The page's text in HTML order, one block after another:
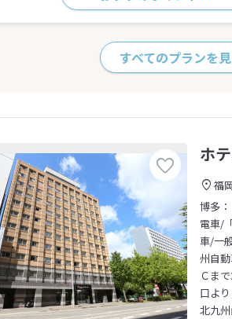
すべてのプランを
ホ
福
博多：
電車/
車/一
州自
Ｃま
口よ
北九州